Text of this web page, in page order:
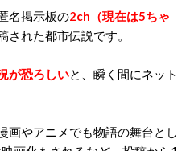
名掲示板の2ch（現在は5ちゃ
された都市伝説です。
が恐ろしいと、瞬く間にネット
画やアニメでも物語の舞台とし